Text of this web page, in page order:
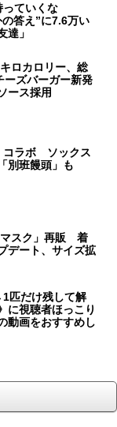
っていくな
答え”に7.6万い
達」
ロカロリー、総
ズバーガー新発
ース採用
コラボ ソックス
別班饅頭」も
マスク」再販 着
デート、サイズ拡
匹だけ残して解
視聴者ほっこり
動画をおすすめし